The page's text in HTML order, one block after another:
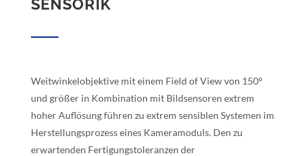
SENSORIK
Weitwinkelobjektive mit einem Field of View von 150°
und größer in Kombination mit Bildsensoren extrem
hoher Auflösung führen zu extrem sensiblen Systemen im
Herstellungsprozess eines Kameramoduls. Den zu
erwartenden Fertigungstoleranzen der